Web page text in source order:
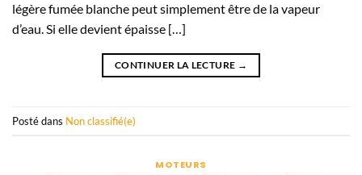
légère fumée blanche peut simplement être de la vapeur
d’eau. Si elle devient épaisse […]
CONTINUER LA LECTURE →
Posté dans Non classifié(e)
MOTEURS